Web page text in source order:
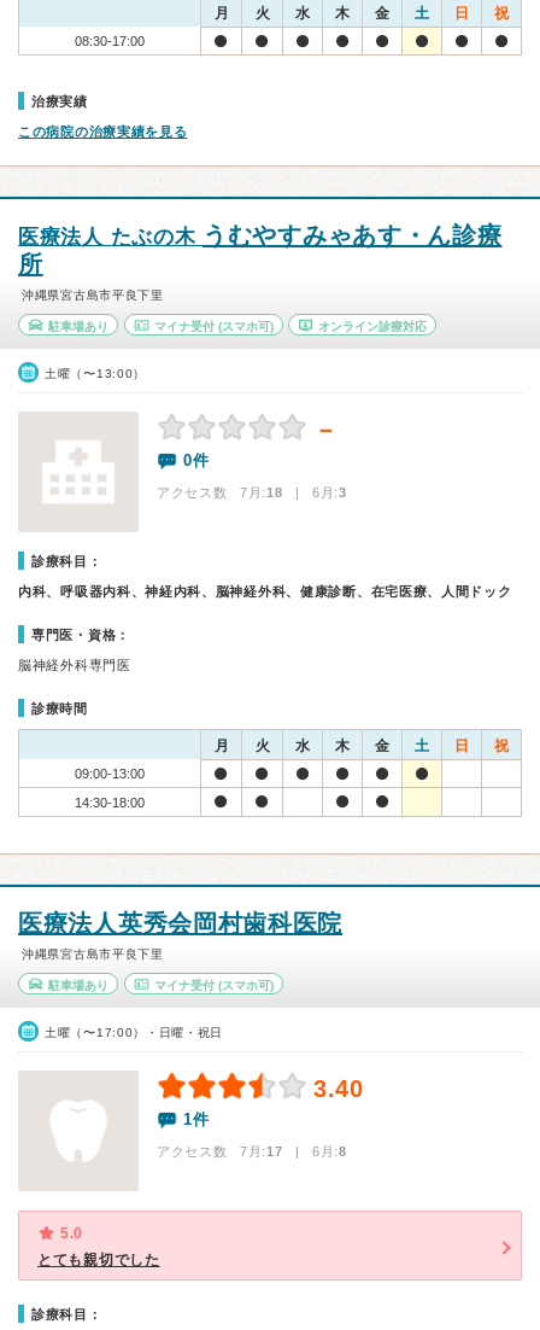
月 火 水 木 金 土 日 祝
08:30-17:00
治療実績
この病院の治療実績を見る
医療法人 たぶの木 うむやすみゃあす・ん診療
所
沖縄県宮古島市平良下里
駐車場あり マイナ受付(スマホ可) オンライン診療対応
土曜（〜13:00）
－
0件
アクセス数 7月:18 | 6月:3
診療科目：
内科、呼吸器内科、神経内科、脳神経外科、健康診断、在宅医療、人間ドック
専門医・資格：
脳神経外科専門医
診療時間
月 火 水 木 金 土 日 祝
09:00-13:00
14:30-18:00
医療法人英秀会岡村歯科医院
沖縄県宮古島市平良下里
駐車場あり マイナ受付(スマホ可)
土曜（〜17:00）・日曜・祝日
3.40
1件
アクセス数 7月:17 | 6月:8
5.0
とても親切でした
診療科目：